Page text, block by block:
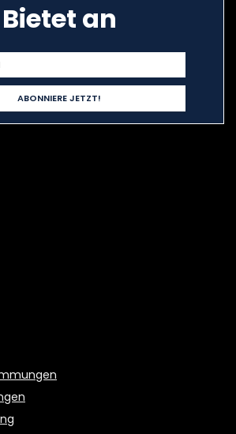
Bietet an